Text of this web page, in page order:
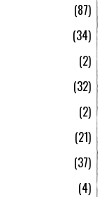
87
34
2
32
2
21
37
4